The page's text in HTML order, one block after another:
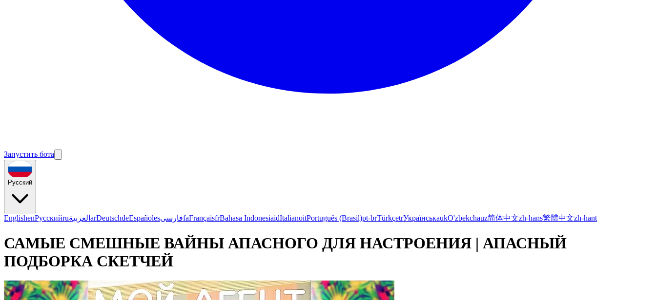
Запустить бота
Русский
EnglishenРусскийruالعربية arDeutschdeEspañolesفارسیfaFrançaisfrBahasa IndonesiaidItalianoitPortuguês (Brasil)pt-brTürkçetrУкраїнськаukO'zbekchauz简体中文zh-hans繁體中文zh-hant
САМЫЕ СМЕШНЫЕ ВАЙНЫ АПАСНОГО ДЛЯ НАСТРОЕНИЯ | АПАСНЫЙ
ПОДБОРКА СКЕТЧЕЙ